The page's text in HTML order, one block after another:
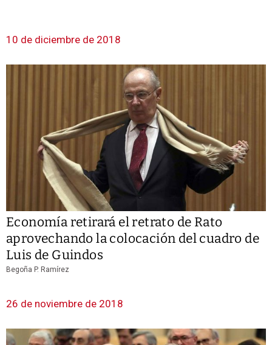
10 de diciembre de 2018
Economía retirará el retrato de Rato
aprovechando la colocación del cuadro de
Luis de Guindos
Begoña P. Ramírez
26 de noviembre de 2018